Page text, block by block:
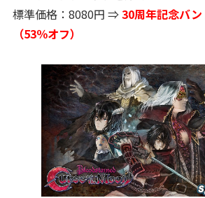
標準価格：8080円 ⇒30周年記念バ
（53％オフ）